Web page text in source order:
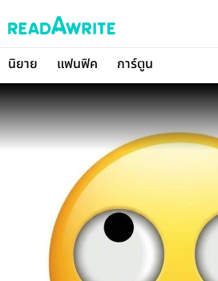
นิยาย แฟนฟิค การ์ตูน